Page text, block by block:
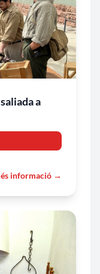
a
informació →